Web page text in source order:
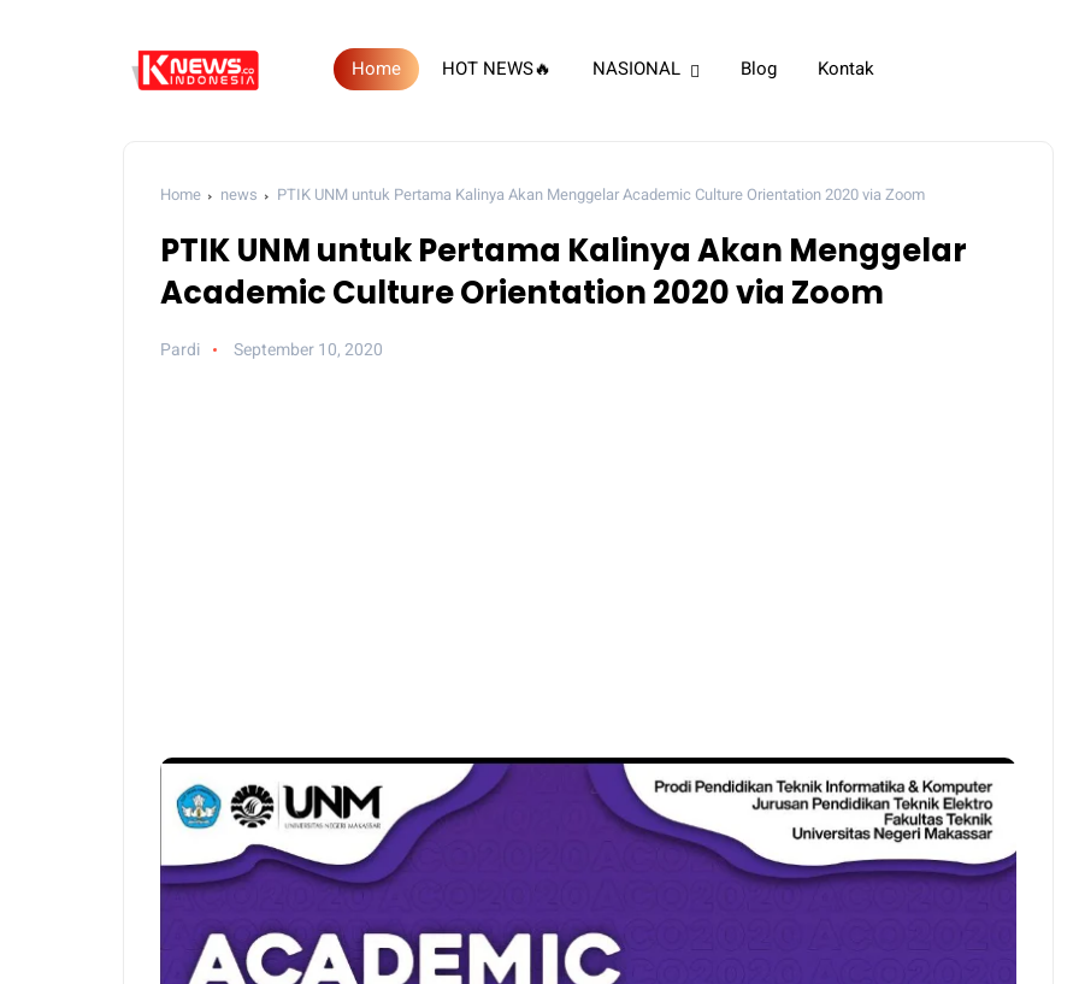
Home HOT NEWS🔥 NASIONAL Blog Kontak
Home news PTIK UNM untuk Pertama Kalinya Akan Menggelar Academic Culture Orientation 2020 via Zoom
PTIK UNM untuk Pertama Kalinya Akan Menggelar
Academic Culture Orientation 2020 via Zoom
Pardi September 10, 2020